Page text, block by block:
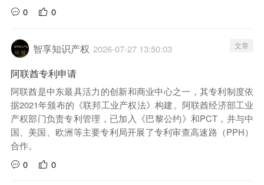
0
0
智享知识产权 2026-07-27 13:50:03 文章
阿联酋专利申请
阿联酋是中东最具活力的创新和商业中心之一，其专利制度依
据2021年颁布的《联邦工业产权法》构建。阿联酋经济部工业
产权部门负责专利管理，已加入《巴黎公约》和PCT，并与中
国、美国、欧洲等主要专利局开展了专利审查高速路（PPH）
合作。
0
0